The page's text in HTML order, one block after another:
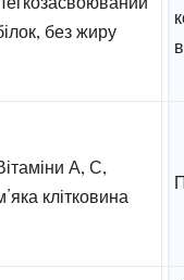
без жиру
А, С,
клітковина